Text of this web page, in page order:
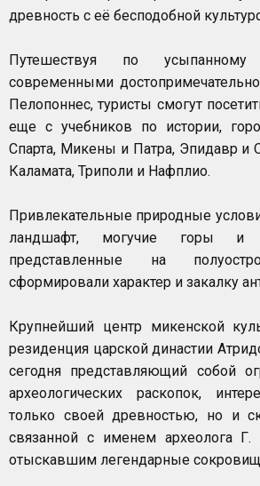
древность с её бесподобной
Путешествуя по
современными
Пелопоннес, туристы смогут
еще с учебников по истории,
Спарта, Микены и Патра, Эпидавр и
Каламата, Триполи и Нафплио.
Привлекательные природные
ландшафт, могучие горы и
представленные на
сформировали характер и закалку
Крупнейший центр микенской
резиденция царской династии
сегодня представляющий собой
археологических раскопок,
только своей древностью, но и
связанной с именем археолога
отыскавшим легендарные